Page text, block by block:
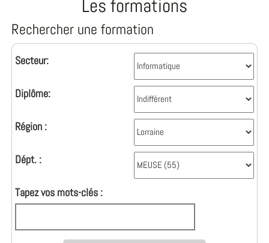
Les formations
Rechercher une formation
Secteur:
Diplôme:
Région :
Dépt. :
Tapez vos mots-clés :